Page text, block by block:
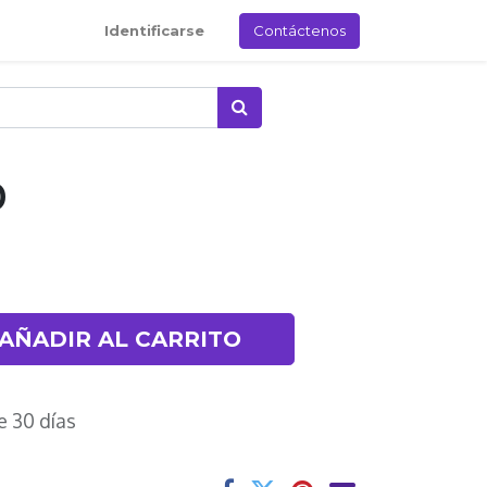
Identificarse Contáctenos
AL CARRITO
30 días